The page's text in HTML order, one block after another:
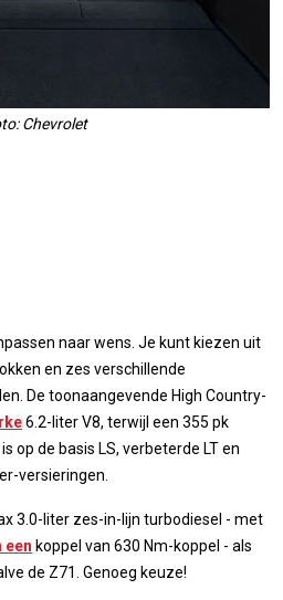
Chevrolet
naar wens. Je kunt kiezen uit
en zes verschillende
De toonaangevende High Country-
6.2-liter V8, terwijl een 355 pk
op de basis LS, verbeterde LT en
versieringen.
3.0-liter zes-in-lijn turbodiesel - met
een koppel van 630 Nm-koppel - als
de Z71. Genoeg keuze!